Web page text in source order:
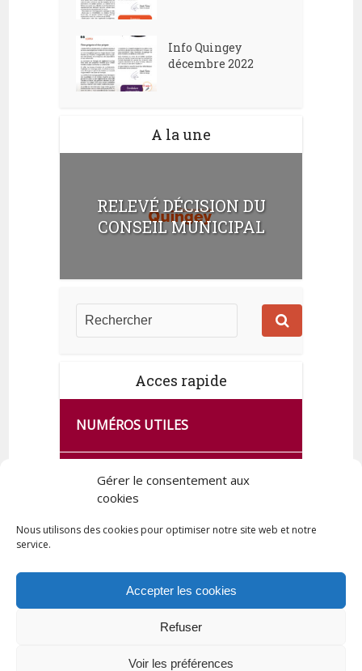
Gérer le consentement aux
cookies
Nous utilisons des cookies pour optimiser notre site web et notre
service.
Accepter les cookies
Refuser
Voir les préférences
Info Quingey
décembre 2022
A la une
RELEVÉ DÉCISION DU
CONSEIL MUNICIPAL
Acces rapide
NUMÉROS UTILES
CA SE PASSE À FRANCE SERVICES
DE QUINGEY
Tous droits réservés © 2023 Commune de Quingey / Création -